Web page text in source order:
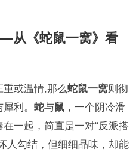
从《蛇鼠一窝》看
或温情,那么蛇鼠一窝则彻
利。 蛇与鼠，一个阴冷滑
一起，简直是一对“反派搭
人勾结，但细细品味，却能